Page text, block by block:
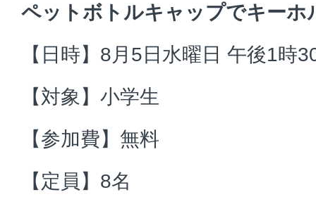
ペットボトルキャップでキーホ
【日時】8月5日水曜日 午後1時
【対象】小学生
【参加費】無料
【定員】8名